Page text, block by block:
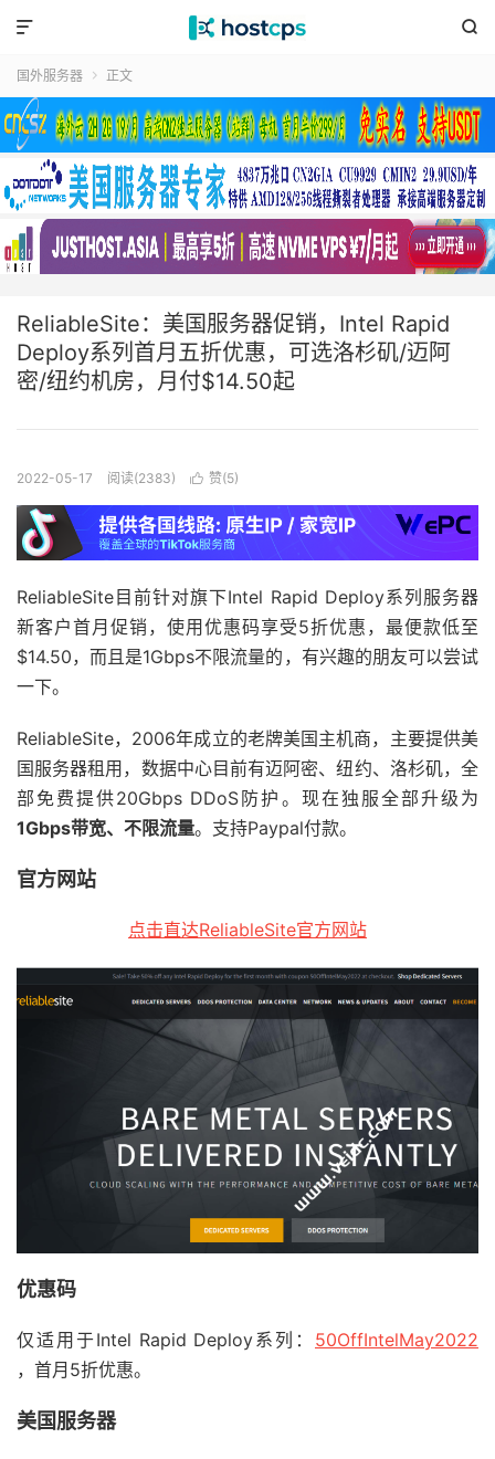


国外服务器  正文
ReliableSite：美国服务器促销，Intel Rapid
Deploy系列首月五折优惠，可选洛杉矶/迈阿
密/纽约机房，月付$14.50起
2022-05-17 阅读(2383)  赞(5)
ReliableSite目前针对旗下Intel Rapid Deploy系列服务器
新客户首月促销，使用优惠码享受5折优惠，最便款低至
$14.50，而且是1Gbps不限流量的，有兴趣的朋友可以尝试
一下。
ReliableSite，2006年成立的老牌美国主机商，主要提供美
国服务器租用，数据中心目前有迈阿密、纽约、洛杉矶，全
部免费提供20Gbps DDoS防护。现在独服全部升级为
1Gbps带宽、不限流量。支持Paypal付款。
官方网站
点击直达ReliableSite官方网站
优惠码
仅适用于Intel Rapid Deploy系列： 50OffIntelMay2022
，首月5折优惠。
美国服务器